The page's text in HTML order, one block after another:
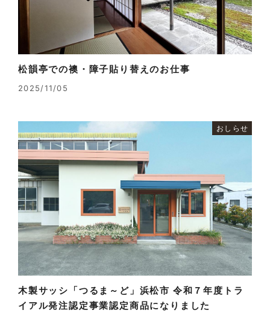
松韻亭での襖・障子貼り替えのお仕事
2025/11/05
おしらせ
木製サッシ「つるま～ど」浜松市 令和７年度トラ
イアル発注認定事業認定商品になりました